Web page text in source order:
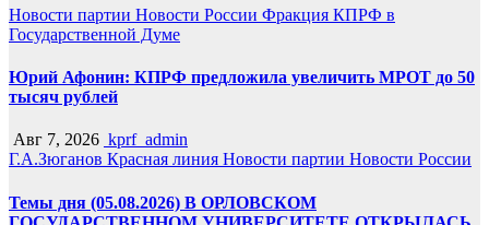
Новости партии Новости России Фракция КПРФ в
Государственной Думе
Юрий Афонин: КПРФ предложила увеличить МРОТ до 50
тысяч рублей
Авг 7, 2026 kprf_admin
Г.А.Зюганов Красная линия Новости партии Новости России
Темы дня (05.08.2026) В ОРЛОВСКОМ